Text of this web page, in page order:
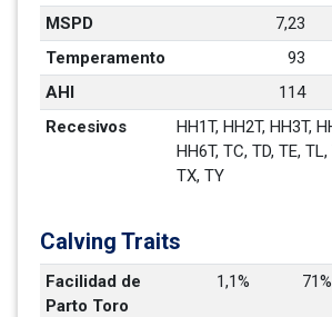
MSPD
7,23
Temperamento
93
AHI
114
Recesivos
HH1T, HH2T, HH3T,
HH6T, TC, TD, TE, TL,
TX, TY
Calving Traits
Facilidad de
Parto Toro
1,1%